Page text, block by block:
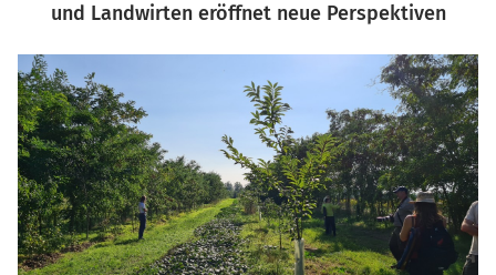
und Landwirten eröffnet neue Perspektiven